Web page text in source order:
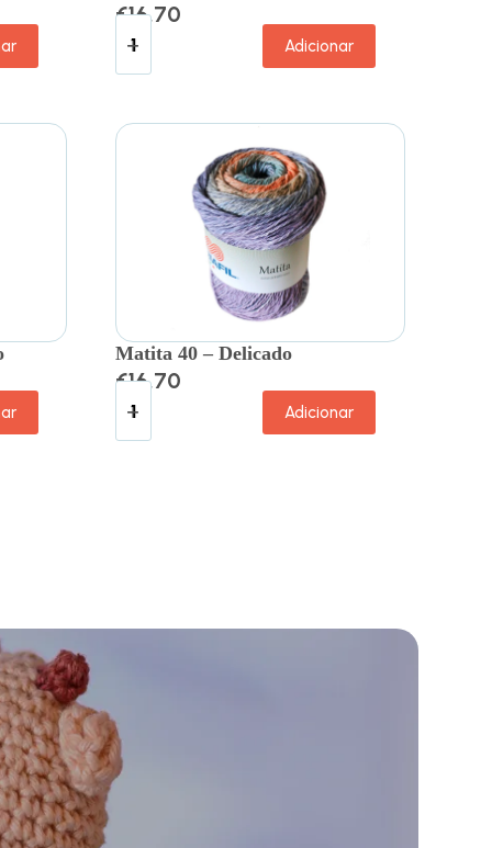
€16.70
Adicionar
Matita 40 – Delicado
€16.70
Adicionar